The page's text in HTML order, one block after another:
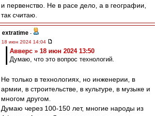
и первенство. Не в расе дело, а в географии,
так считаю.
extratime -
18 июн 2024 14:04
Авверс » 18 июн 2024 13:50
Думаю, что это вопрос технологий.
Не только в технологиях, но инженерии, в
армии, в строительстве, в культуре, в музыке и
многом другом.
Думаю через 100-150 лет, многие народы из